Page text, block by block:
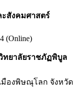
สังคมศาสตร์
(Online)
ทยาลัยราชภัฏพิบูล
มืองพิษณุโลก จังหวัด